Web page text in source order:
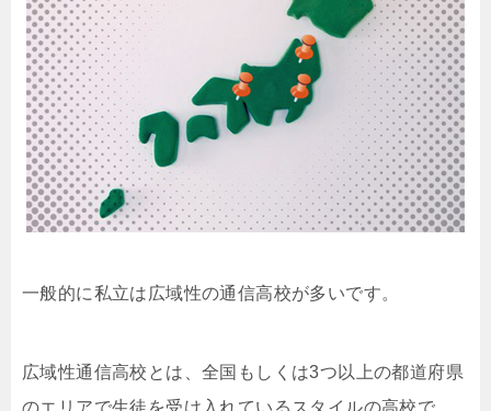
一般的に私立は広域性の通信高校が多いです。
広域性通信高校とは、全国もしくは3つ以上の都道府県